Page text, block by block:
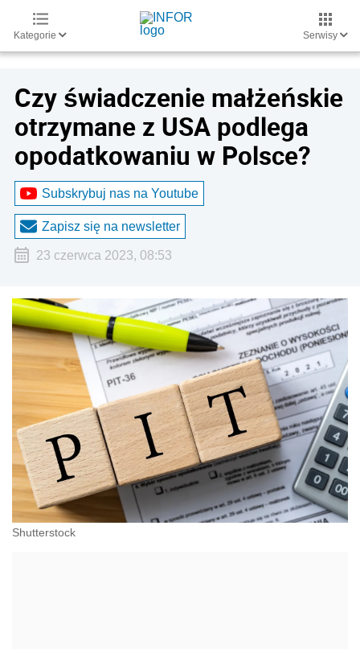
Kategorie Serwisy
Czy świadczenie małżeńskie
otrzymane z USA podlega
opodatkowaniu w Polsce?
Subskrybuj nas na Youtube
Zapisz się na newsletter
23 czerwca 2023, 08:53
Shutterstock